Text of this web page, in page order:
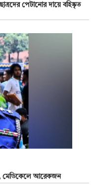
পেটানোর দায়ে বহিষ্কৃত
মেডিকেলে আরেকজন